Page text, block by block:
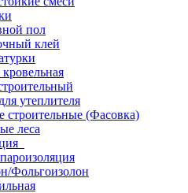
пол
клей
утеплителя
строительные (Фасовка)
леса
Фольгоизолон